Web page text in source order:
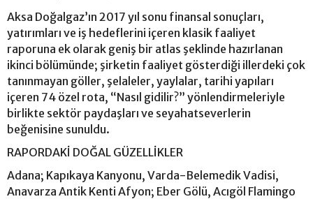
Aksa Doğalgaz’ın 2017 yıl sonu finansal sonuçları,
yatırımları ve iş hedeflerini içeren klasik faaliyet
raporuna ek olarak geniş bir atlas şeklinde hazırlanan
ikinci bölümünde; şirketin faaliyet gösterdiği illerdeki çok
tanınmayan göller, şelaleler, yaylalar, tarihi yapıları
içeren 74 özel rota, “Nasıl gidilir?” yönlendirmeleriyle
birlikte sektör paydaşları ve seyahatseverlerin
beğenisine sunuldu.
RAPORDAKİ DOĞAL GÜZELLİKLER
Adana; Kapıkaya Kanyonu, Varda-Belemedik Vadisi,
Anavarza Antik Kenti Afyon; Eber Gölü, Acıgöl Flamingo